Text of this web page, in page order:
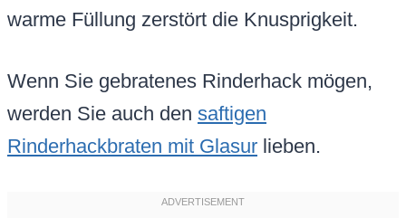
warme Füllung zerstört die Knusprigkeit.
Wenn Sie gebratenes Rinderhack mögen,
werden Sie auch den saftigen
Rinderhackbraten mit Glasur lieben.